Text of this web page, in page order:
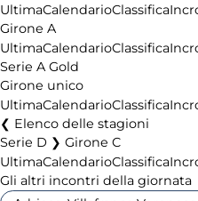
UltimaCalendarioClassifica
Girone A
UltimaCalendarioClassifica
Serie A Gold
Girone unico
UltimaCalendarioClassifica
Elenco delle stagioni
Serie D ❯ Girone C
UltimaCalendarioClassifica
Gli altri incontri della giornata